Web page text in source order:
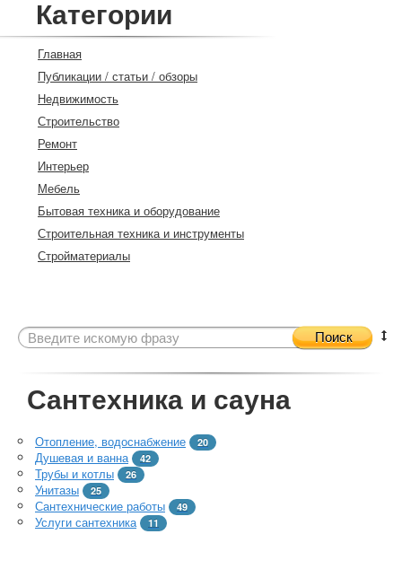
Категории
Главная
Публикации / статьи / обзоры
Недвижимость
Строительство
Ремонт
Интерьер
Мебель
Бытовая техника и оборудование
Строительная техника и инструменты
Стройматериалы
Поиск
Сантехника и сауна
Отопление, водоснабжение 20
Душевая и ванна 42
Трубы и котлы 26
Унитазы 25
Сантехнические работы 49
Услуги сантехника 11